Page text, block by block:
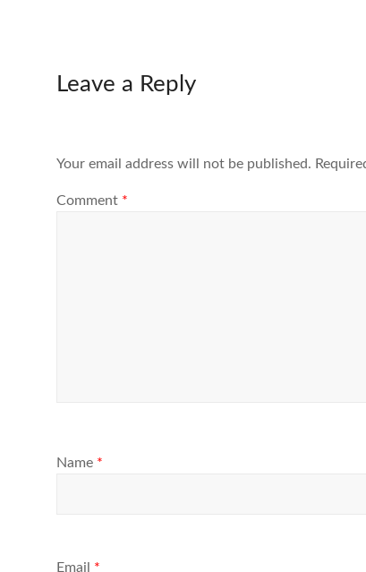
Leave a Reply
Your email address will not be published.
Comment *
Name *
Email *